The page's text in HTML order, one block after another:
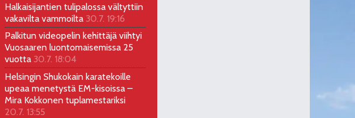
Halkaisijantien tulipalossa vältyttiin
vakavilta vammoilta 30.7. 19:16
Palkitun videopelin kehittäjä viihtyi
Vuosaaren luontomaisemissa 25
vuotta 30.7. 18:04
Helsingin Shukokain karatekoille
upeaa menetystä EM-kisoissa –
Mira Kokkonen tuplamestariksi
20.7. 13:55